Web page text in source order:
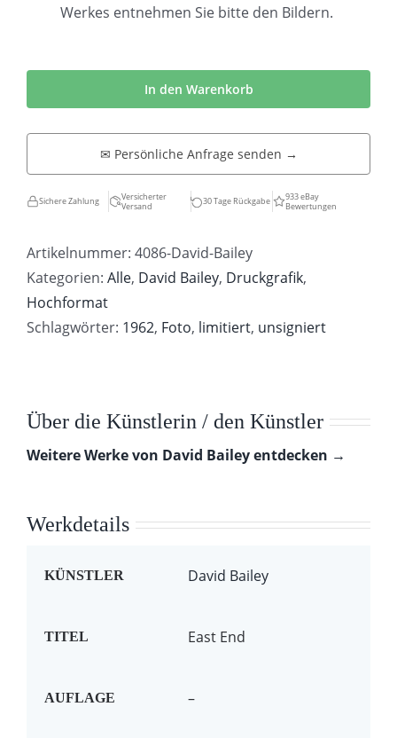
Werkes entnehmen Sie bitte den Bildern.
|
East
End
Menge
In den Warenkorb
✉ Persönliche Anfrage senden →
Sichere Zahlung
Versicherter
Versand
30 Tage Rückgabe
933 eBay
Bewertungen
Artikelnummer: 4086-David-Bailey
Kategorien: Alle, David Bailey, Druckgrafik,
Hochformat
Schlagwörter: 1962, Foto, limitiert, unsigniert
Über die Künstlerin / den Künstler
Weitere Werke von David Bailey entdecken →
Werkdetails
KÜNSTLER David Bailey
TITEL East End
AUFLAGE –